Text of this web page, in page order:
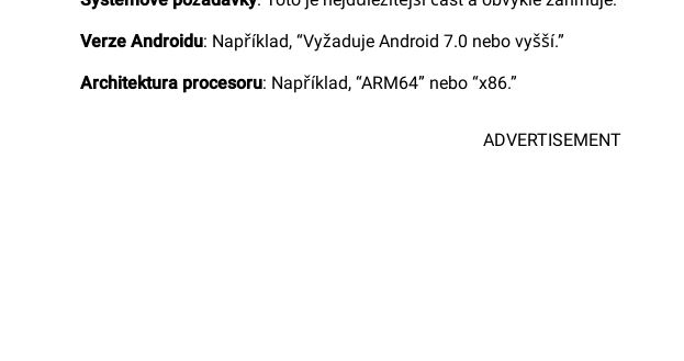
Verze Androidu: Například, “Vyžaduje Android 7.0 nebo vyšší.”
Architektura procesoru: Například, “ARM64” nebo “x86.”
ADVERTISEMENT